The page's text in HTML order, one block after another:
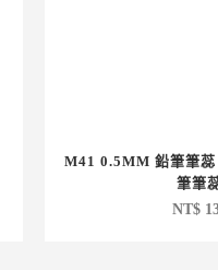
M41 0.5MM 鉛筆筆
筆筆
NT$